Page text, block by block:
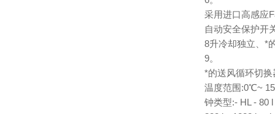
采用进口高感应
自动安全保护开
8升冷却独立、*
9。
*的送风循环切
温度范围:0℃~
钟类型:- HL - 80